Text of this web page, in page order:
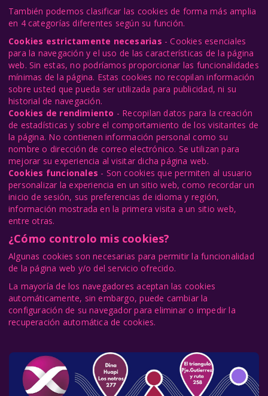
También podemos clasificar las cookies de forma más amplia
en 4 categorías diferentes según su función.
Cookies estrictamente necesarias - Cookies esenciales
para la navegación y el uso de las características de la página
web. Sin estas, no podríamos proporcionar las funcionalidades
mínimas de la página. Estas cookies no recopilan información
sobre usted que pueda ser utilizada para publicidad, ni su
historial de navegación.
Cookies de rendimiento - Recopilan datos para la creación
de estadísticas y sobre el comportamiento de los visitantes de
la página. No contienen información personal como su
nombre o dirección de correo electrónico. Se utilizan para
mejorar su experiencia al visitar dicha página web.
Cookies funcionales - Son cookies que permiten al usuario
personalizar la experiencia en un sitio web, como recordar un
inicio de sesión, sus preferencias de idioma y región,
información mostrada en la primera visita a un sitio web,
entre otras.
¿Cómo controlo mis cookies?
Algunas cookies son necesarias para permitir la funcionalidad
de la página web y/o del servicio ofrecido.
La mayoría de los navegadores aceptan las cookies
automáticamente, sin embargo, puede cambiar la
configuración de su navegador para eliminar o impedir la
recuperación automática de cookies.